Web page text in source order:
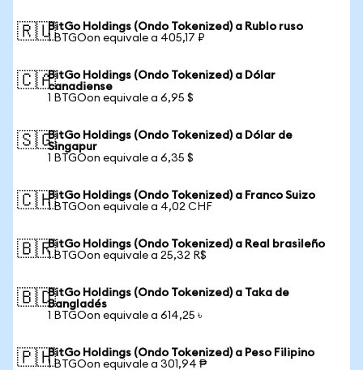
🇷🇺BitGo Holdings (Ondo Tokenized) a Rublo ruso
1 BTGOon equivale a 405,17 ₽
🇨🇦BitGo Holdings (Ondo Tokenized) a Dólar
canadiense
1 BTGOon equivale a 6,95 $
🇸🇬BitGo Holdings (Ondo Tokenized) a Dólar de
Singapur
1 BTGOon equivale a 6,35 $
🇨🇭BitGo Holdings (Ondo Tokenized) a Franco Suizo
1 BTGOon equivale a 4,02 CHF
🇧🇷BitGo Holdings (Ondo Tokenized) a Real brasileño
1 BTGOon equivale a 25,32 R$
🇧🇩BitGo Holdings (Ondo Tokenized) a Taka de
Bangladés
1 BTGOon equivale a 614,25 ৳
🇵🇭BitGo Holdings (Ondo Tokenized) a Peso Filipino
1 BTGOon equivale a 301,94 ₱